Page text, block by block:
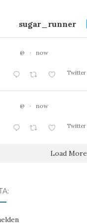
sugar_runner
@ · now
Twitter
@ · now
Twitter
Load More